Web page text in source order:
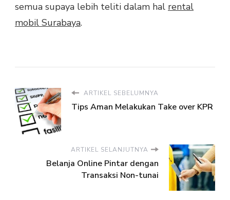
semua supaya lebih teliti dalam hal rental
mobil Surabaya.
ARTIKEL SEBELUMNYA
Tips Aman Melakukan Take over KPR
ARTIKEL SELANJUTNYA
Belanja Online Pintar dengan
Transaksi Non-tunai